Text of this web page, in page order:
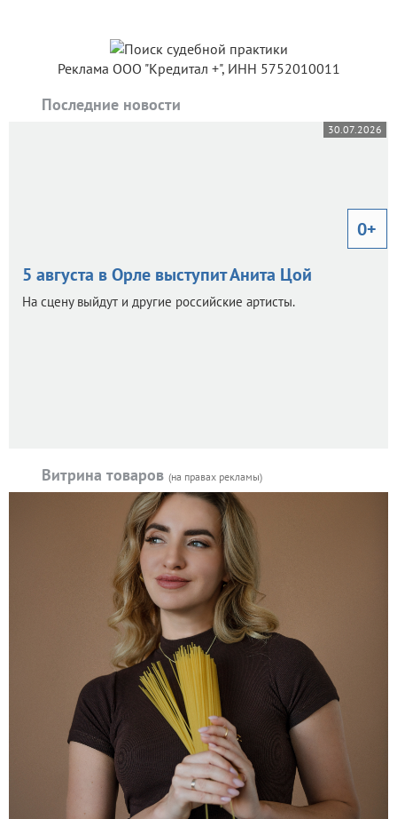
Реклама ООО "Кредитал +", ИНН 5752010011
Последние новости
30.07.2026
0+
5 августа в Орле выступит Анита Цой
На сцену выйдут и другие российские артисты.
Витрина товаров (на правах рекламы)